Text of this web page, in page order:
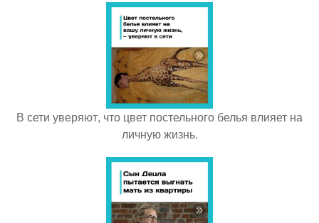
В сети уверяют, что цвет постельного белья влияет на
личную жизнь.